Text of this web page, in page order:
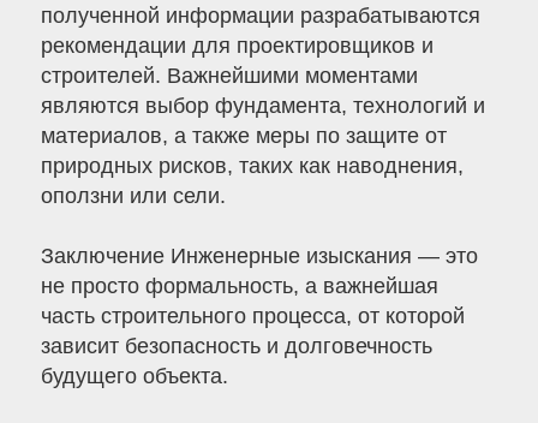
полученной информации разрабатываются
рекомендации для проектировщиков и
строителей. Важнейшими моментами
являются выбор фундамента, технологий и
материалов, а также меры по защите от
природных рисков, таких как наводнения,
оползни или сели.
Заключение Инженерные изыскания — это
не просто формальность, а важнейшая
часть строительного процесса, от которой
зависит безопасность и долговечность
будущего объекта.